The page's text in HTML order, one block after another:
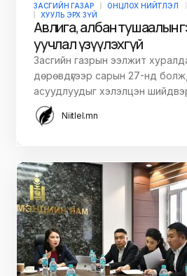
ЗАСГИЙН ГАЗАР ОНЦЛОХ НИЙТЛЭЛ
ХУУЛЬ ЭРХ ЗҮЙ
Авлига, албан тушаалын
уучлал үзүүлэхгүй
Засгийн газрын ээлжит
дөрөвдүгээр сарын 27-нд
асуудлуудыг хэлэлцэн
Niitlel.mn